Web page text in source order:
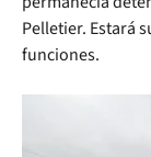
Pelletier. Estará
funciones.